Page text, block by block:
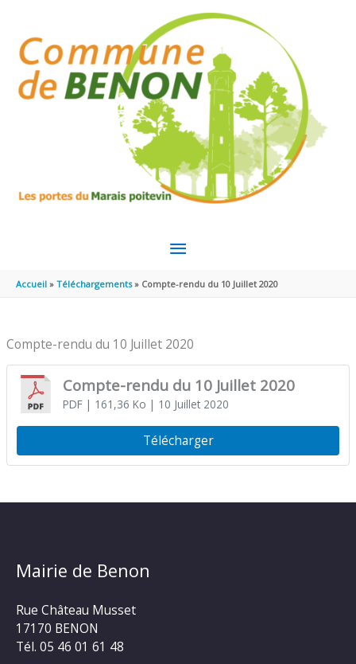
MENU
PRINCIPAL
Accueil Téléchargements Compte-rendu du 10 Juillet 2020
Compte-rendu du 10 Juillet 2020
Compte-rendu du 10 Juillet 2020
PDF| 161,36 Ko | 10 Juillet 2020
Télécharger
Mairie de Benon
Rue Château Musset
17170 BENON
Tél. 05 46 01 61 48